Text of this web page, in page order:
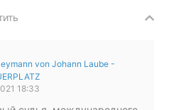
von Johann Laube -
18:33